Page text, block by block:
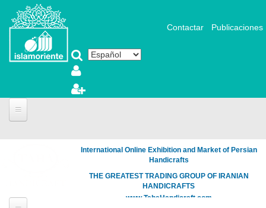
Pasar al contenido principal
Contactar Publicaciones
International Online Exhibition and Market of Persian
Handicrafts
THE GREATEST TRADING GROUP OF IRANIAN
HANDICRAFTS
www.TahaHandicraft.com